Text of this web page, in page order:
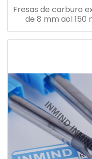
Fresas de carburo
de 8 mm aol